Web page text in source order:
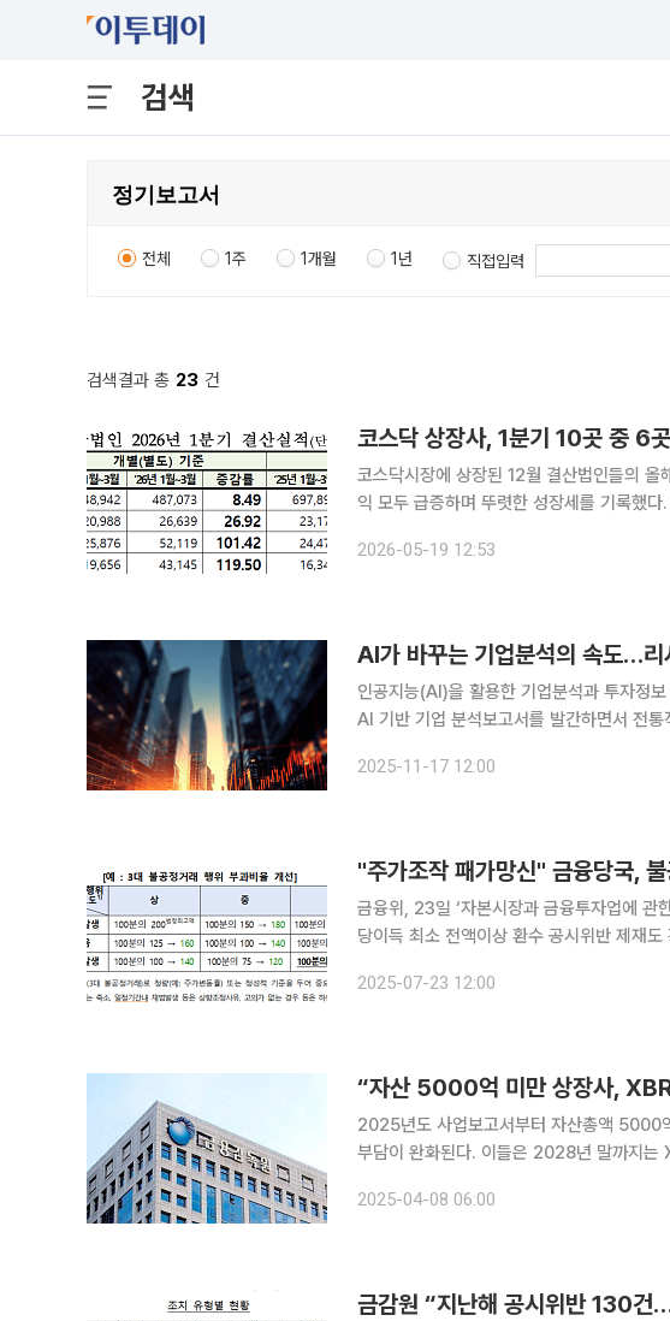
검색
전체 1주 1개월 1년 직접입력
검색결과 총 23 건
코스닥 상장사, 1분기 10곳 중 6
코스닥시장에 상장된 12월 결산법인들의 올
익 모두 급증하며 뚜렷한 성장세를 기록했다. 19일 한국거래소와 코스닥협회가 발표한 '코스닥시장
큰 폭으로 개선된 것으로 나타났다. 이번 조사
2026-05-19 12:53
AI가 바꾸는 기업분석의 속도…
인공지능(AI)을 활용한 기업분석과 투자정
AI 기반 기업 분석보고서를 발간하면서 전통
간할 예정이다. 한국거래소와 한국IR
2025-11-17 12:00
"주가조작 패가망신" 금융당국,
금융위, 23일 ‘자본시장과 금융투자업에 관
당이득 최소 전액이상 환수 공시위반 제재
재 수위를 대폭 높인다. 3대 불공정거래 행위
2025-07-23 12:00
“자산 5000억 미만 상장사,
2025년도 사업보고서부터 자산총액 5000
부담이 완화된다. 이들은 2028년 말까지는
상장사 XBRL 주석 재무공시 연착륙 방안'을
2025-04-08 06:00
금감원 “지난해 공시위반 130